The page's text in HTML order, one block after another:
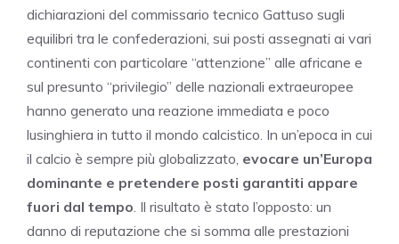
dichiarazioni del commissario tecnico Gattuso sugli
equilibri tra le confederazioni, sui posti assegnati ai vari
continenti con particolare “attenzione” alle africane e
sul presunto “privilegio” delle nazionali extraeuropee
hanno generato una reazione immediata e poco
lusinghiera in tutto il mondo calcistico. In un’epoca in cui
il calcio è sempre più globalizzato, evocare un’Europa
dominante e pretendere posti garantiti appare
fuori dal tempo . Il risultato è stato l’opposto: un
danno di reputazione che si somma alle prestazioni